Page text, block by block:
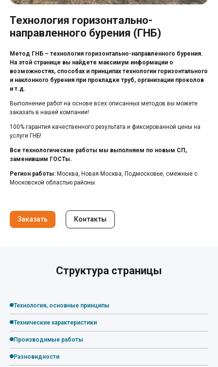
Технология горизонтально-
направленного бурения (ГНБ)
Метод ГНБ – технология горизонтально-направленного бурения.
На этой странице вы найдете максимум информации о
возможностях, способах и принципах технологии горизонтального
и наклонного бурения при прокладке труб, организации проколов
и т.д.
Выполнение работ на основе всех описанных методов вы можете
заказать в нашей компании!
100% гарантия качественного результата и фиксированной цены на
услуги ГНБ!
Все технологические работы мы выполняем по новым СП,
заменившим ГОСТы.
Регион работы: Москва, Новая Москва, Подмосковье, смежные с
Московской областью районы.
Заказать Контакты
Структура страницы
Технология, основные принципы
Технические характеристики
Производимые работы
Разновидности